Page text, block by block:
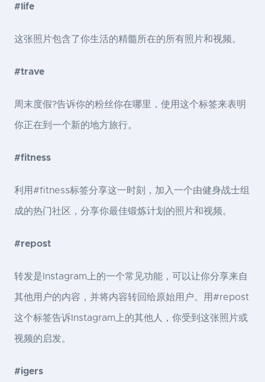
#life
这张照片包含了你生活的精髓所在的所有照片和视频。
#trave
周末度假?告诉你的粉丝你在哪里，使用这个标签来表明
你正在到一个新的地方旅行。
#fitness
利用#fitness标签分享这一时刻，加入一个由健身战士组
成的热门社区，分享你最佳锻炼计划的照片和视频。
#repost
转发是Instagram上的一个常见功能，可以让你分享来自
其他用户的内容，并将内容转回给原始用户。用#repost
这个标签告诉Instagram上的其他人，你受到这张照片或
视频的启发。
#igers